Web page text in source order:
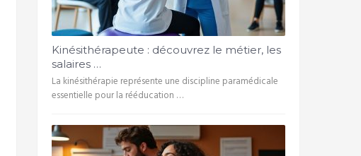
Kinésithérapeute : découvrez le métier, les
salaires …
La kinésithérapie représente une discipline paramédicale
essentielle pour la rééducation …